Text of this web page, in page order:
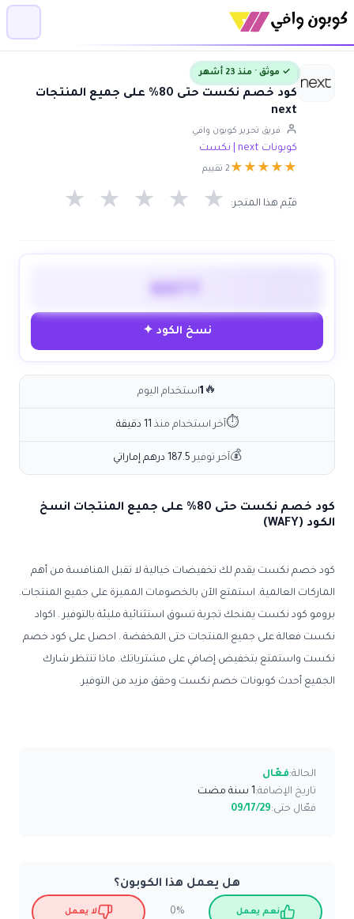
✓ موثق · منذ 23 أشهر
كود خصم نكست حتى 80% على جميع المنتجات
next
فريق تحرير كوبون وافي
كوبونات next | نكست
★
★
★
★
★ 2 تقييم
قيّم هذا المتجر: ★ ★ ★ ★ ★
WAFY
نسخ الكود ✦
🔥
1استخدام اليوم
⏱آخر استخدام منذ 11 دقيقة
💰آخر توفير 187.5 درهم إماراتي
كود خصم نكست حتى 80% على جميع المنتجات انسخ
الكود (WAFY)
كود خصم نكست يقدم لك تخفيضات خيالية لا تقبل المنافسة من أهم
الماركات العالمية. استمتع الآن بالخصومات المميزة على جميع المنتجات.
برومو كود نكست يمنحك تجربة تسوق استثنائية مليئة بالتوفير . اكواد
نكست فعالة على جميع المنتجات حتى المخفضة . احصل على كود خصم
نكست واستمتع بتخفيض إضافي على مشترياتك. ماذا تنتظر شارك
الجميع أحدث كوبونات خصم نكست وحقق مزيد من التوفير.
الحالة:فعّال
تاريخ الإضافة:1 سنة مضت
فعّال حتى:09/17/29
هل يعمل هذا الكوبون؟
نعم يعمل 0% لا يعمل